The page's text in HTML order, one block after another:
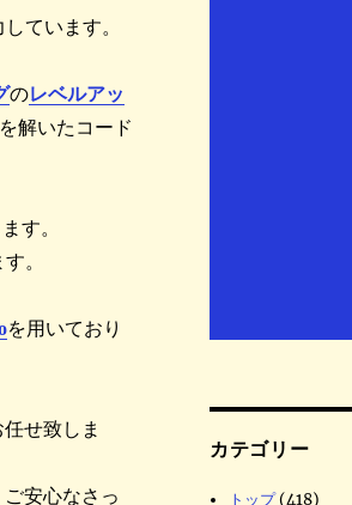
ています。
のレベルアッ
解いたコード
す。
。
を用いており
せ致しま
安心なさっ
カテゴリー
トップ(418)